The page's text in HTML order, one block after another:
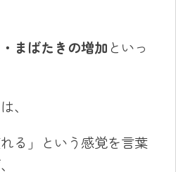
まばたきの増加 といっ
、
る」という感覚を言葉